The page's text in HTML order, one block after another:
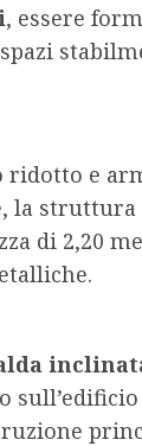
, essere
ridotto e
la struttura
di 2,20